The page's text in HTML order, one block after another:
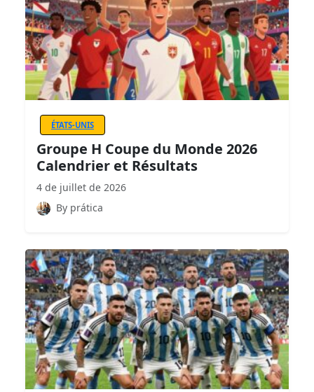
ÉTATS-UNIS
Groupe H Coupe du Monde 2026
Calendrier et Résultats
4 de juillet de 2026
By prática